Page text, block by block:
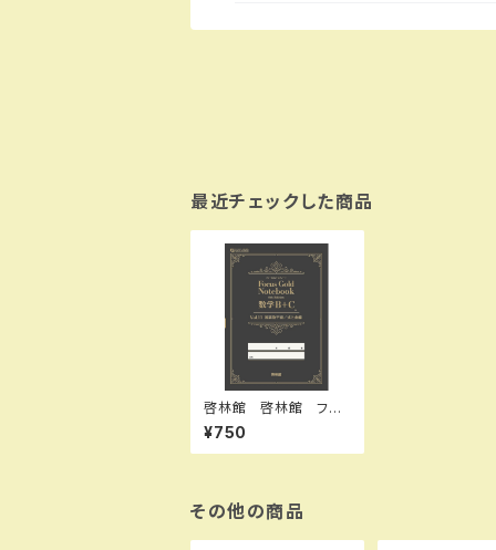
最近チェックした商品
啓林館 啓林館 フォ
ーカスゴールドノート V
ol. 11 数学Ｃ編（複素
数平面／式と曲線）
BN：978440226303
4 ISBN-10：440226
3034 SKU：004021
¥750
その他の商品